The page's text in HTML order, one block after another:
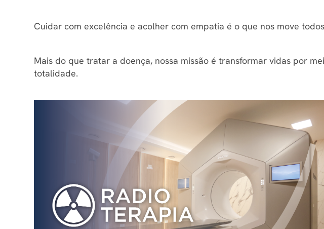
Cuidar com excelência e acolher com empatia é o que nos move
Mais do que tratar a doença, nossa missão é transformar vidas por
totalidade.